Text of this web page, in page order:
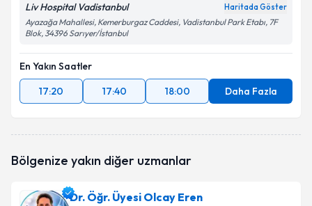
Liv Hospital Vadistanbul Haritada Göster
Ayazağa Mahallesi, Kemerburgaz Caddesi, Vadistanbul Park Etabı, 7F
Blok, 34396 Sarıyer/İstanbul
En Yakın Saatler
17:20
17:40 18:00 Daha Fazla
Bölgenize yakın diğer uzmanlar
Dr. Öğr. Üyesi Olcay Eren